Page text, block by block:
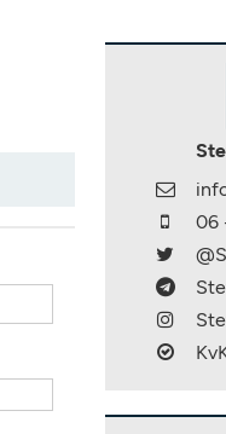
06